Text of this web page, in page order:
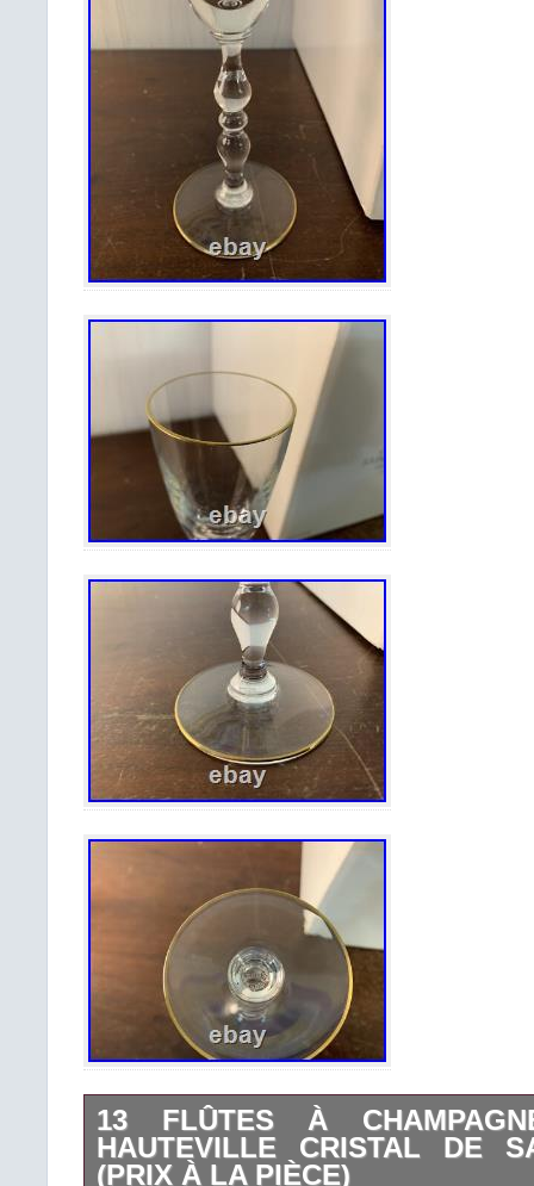
13 FLÛTES À
HAUTEVILLE CRISTAL DE
(PRIX À LA PIÈCE)